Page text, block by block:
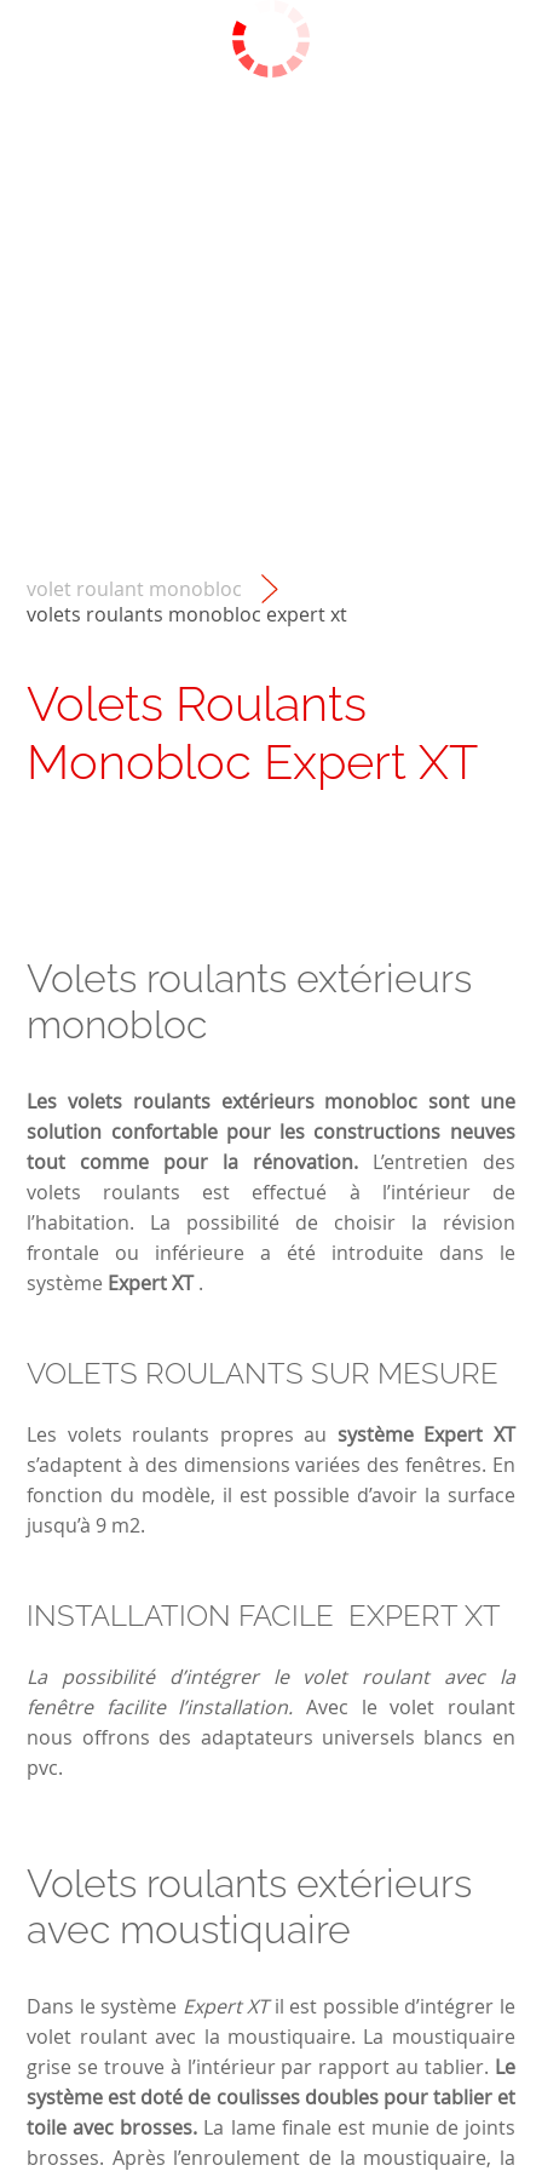
volet roulant monobloc
volets roulants monobloc expert xt
Volets Roulants
Monobloc Expert XT
Volets roulants extérieurs
monobloc
Les volets roulants extérieurs monobloc sont une
solution confortable pour les constructions neuves
tout comme pour la rénovation.L’entretien des
volets roulants est effectué à l’intérieur de
l’habitation. La possibilité de choisir la révision
frontale ou inférieure a été introduite dans le
système Expert XT.
VOLETS ROULANTS SUR MESURE
Les volets roulants propres au système Expert XT
s’adaptent à des dimensions variées des fenêtres. En
fonction du modèle, il est possible d’avoir la surface
jusqu’à 9 m2.
INSTALLATION FACILE EXPERT XT
La possibilité d’intégrer le volet roulant avec la
fenêtre facilite l’installation. Avec le volet roulant
nous offrons des adaptateurs universels blancs en
pvc.
Volets roulants extérieurs
avec moustiquaire
Dans le système Expert XTil est possible d’intégrer le
volet roulant avec la moustiquaire. La moustiquaire
grise se trouve à l’intérieur par rapport au tablier. Le
système est doté de coulisses doubles pour tablier et
toile avec brosses. La lame finale est munie de joints
brosses. Après l’enroulement de la moustiquaire, la